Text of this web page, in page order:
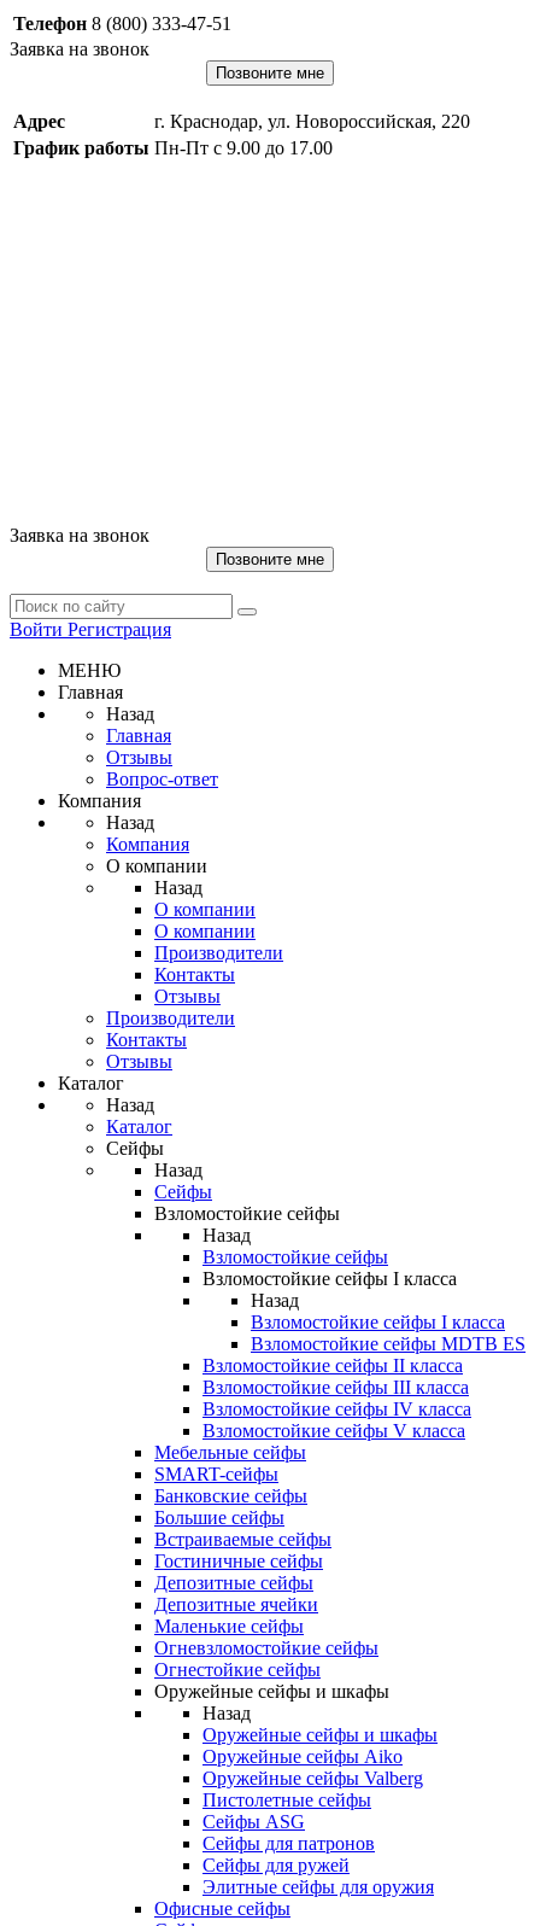
Телефон 8 (800) 333-47-51
Заявка на звонок
Позвоните мне
Адрес
г. Краснодар, ул. Новороссийская, 220
График работы Пн-Пт с 9.00 до 17.00
Заявка на звонок
Позвоните мне
Войти Регистрация
МЕНЮ
Главная
Назад
Главная
Отзывы
Вопрос-ответ
Компания
Назад
Компания
О компании
Назад
О компании
О компании
Производители
Контакты
Отзывы
Производители
Контакты
Отзывы
Каталог
Назад
Каталог
Сейфы
Назад
Сейфы
Взломостойкие сейфы
Назад
Взломостойкие сейфы
Взломостойкие сейфы I класса
Назад
Взломостойкие сейфы I класса
Взломостойкие сейфы MDTB ES
Взломостойкие сейфы II класса
Взломостойкие сейфы III класса
Взломостойкие сейфы IV класса
Взломостойкие сейфы V класса
Мебельные сейфы
SMART-сейфы
Банковские сейфы
Большие сейфы
Встраиваемые сейфы
Гостиничные сейфы
Депозитные сейфы
Депозитные ячейки
Маленькие сейфы
Огневзломостойкие сейфы
Огнестойкие сейфы
Оружейные сейфы и шкафы
Назад
Оружейные сейфы и шкафы
Оружейные сейфы Aiko
Оружейные сейфы Valberg
Пистолетные сейфы
Сейфы ASG
Сейфы для патронов
Сейфы для ружей
Элитные сейфы для оружия
Офисные сейфы